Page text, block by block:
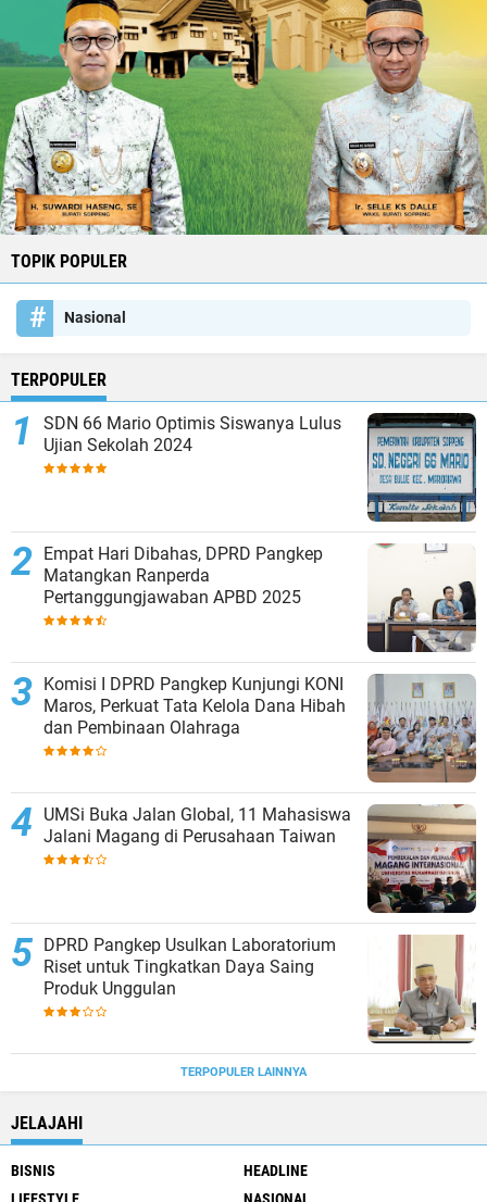
TOPIK POPULER
Nasional
TERPOPULER
SDN 66 Mario Optimis Siswanya Lulus
Ujian Sekolah 2024
Empat Hari Dibahas, DPRD Pangkep
Matangkan Ranperda
Pertanggungjawaban APBD 2025
Komisi I DPRD Pangkep Kunjungi KONI
Maros, Perkuat Tata Kelola Dana Hibah
dan Pembinaan Olahraga
UMSi Buka Jalan Global, 11 Mahasiswa
Jalani Magang di Perusahaan Taiwan
DPRD Pangkep Usulkan Laboratorium
Riset untuk Tingkatkan Daya Saing
Produk Unggulan
TERPOPULER LAINNYA
JELAJAHI
BISNIS
HEADLINE